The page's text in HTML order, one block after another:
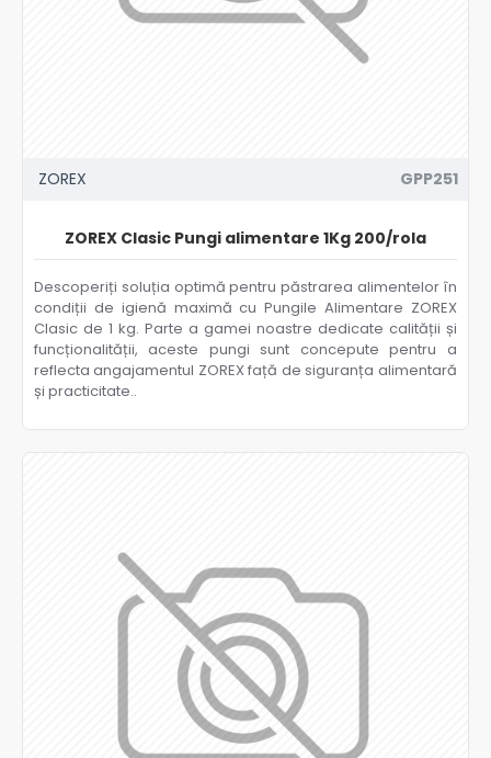
ZOREX GPP251
ZOREX Clasic Pungi alimentare 1Kg 200/rola
Descoperiți soluția optimă pentru păstrarea alimentelor în
condiții de igienă maximă cu Pungile Alimentare ZOREX
Clasic de 1 kg. Parte a gamei noastre dedicate calității și
funcționalității, aceste pungi sunt concepute pentru a
reflecta angajamentul ZOREX față de siguranța alimentară
și practicitate..